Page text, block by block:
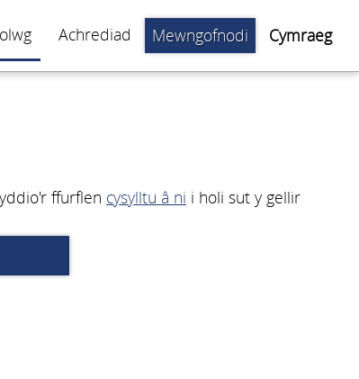
Achrediad Mewngofnodi Cymraeg
ffurflen cysylltu â ni i holi sut y gellir